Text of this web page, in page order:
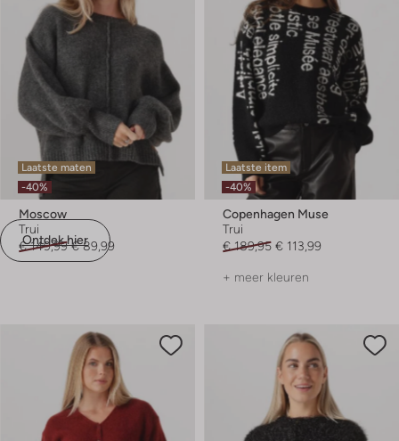
Ontdek hier
Laatste maten
-40%
Moscow
Trui
€ 149,99 € 89,99
Laatste item
-40%
Copenhagen Muse
Trui
€ 189,95 € 113,99
+ meer kleuren